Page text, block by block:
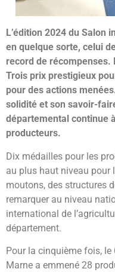
L’édition 2024 du Salon
en quelque sorte, celui
record de récompenses.
Trois prix prestigieux
pour des actions
solidité et son savoir-
départemental continue
producteurs.
Dix médailles pour les
au plus haut niveau pour
moutons, des structures
remarquer au niveau
international de
département.
Pour la cinquième fois,
Marne a emmené 28